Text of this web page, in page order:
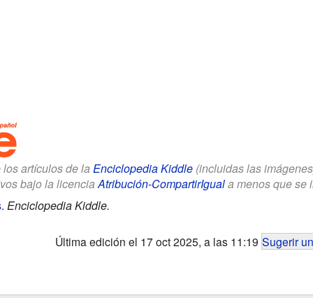
artículos de la Enciclopedia Kiddle(incluidas las
bajo la licencia Atribución-CompartirIguala menos que se
. Enciclopedia Kiddle.
Última edición el 17 oct 2025, a las 11:19 Sugerir